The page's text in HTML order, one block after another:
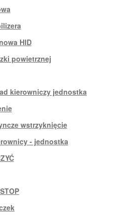
HID
powietrznej
kierowniczy jednostka
wstrzyknięcie
- jednostka